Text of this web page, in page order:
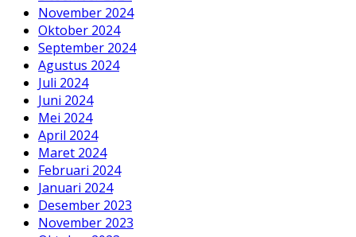
November 2024
Oktober 2024
September 2024
Agustus 2024
Juli 2024
Juni 2024
Mei 2024
April 2024
Maret 2024
Februari 2024
Januari 2024
Desember 2023
November 2023